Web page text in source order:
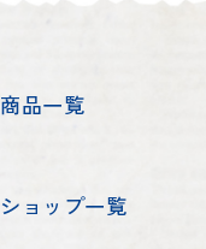
商品一覧
ショップ一覧